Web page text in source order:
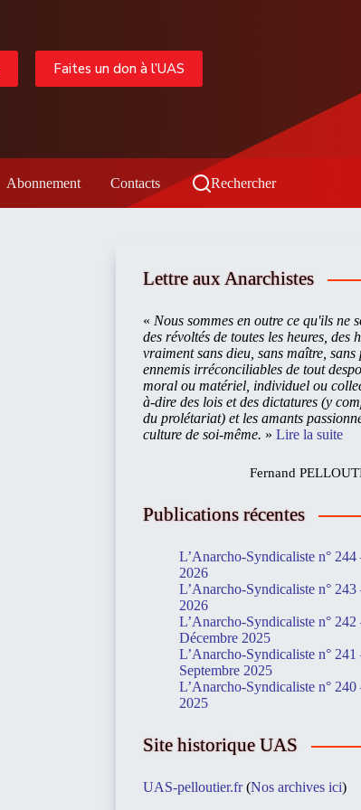
Faites un don à l’UAS
Abonnement Contacts Rechercher
Lettre aux Anarchistes
« Nous sommes en outre ce qu'ils ne
des révoltés de toutes les heures, des
vraiment sans dieu, sans maître, sans
ennemis irréconciliables de tout
moral ou matériel, individuel ou
à-dire des lois et des dictatures (y
du prolétariat) et les amants
culture de soi-même. » Lire la suite
Fernand
Publications récentes
L’Anarcho-Syndicaliste n° 244
2026
L’Anarcho-Syndicaliste n°
2026
L’Anarcho-Syndicaliste n° 242
Décembre 2025
L’Anarcho-Syndicaliste n° 241
Septembre 2025
L’Anarcho-Syndicaliste n° 240
2025
Site historique UAS
UAS-pelloutier.fr(Nos archives ici)